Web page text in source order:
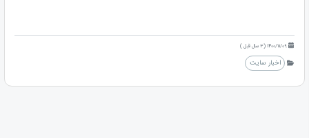
1400/11/09 (3 سال قبل )
اخبار سایت